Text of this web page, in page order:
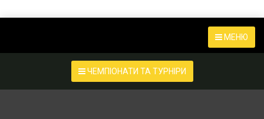
МЕНЮ
ЧЕМПІОНАТИ ТА ТУРНІРИ